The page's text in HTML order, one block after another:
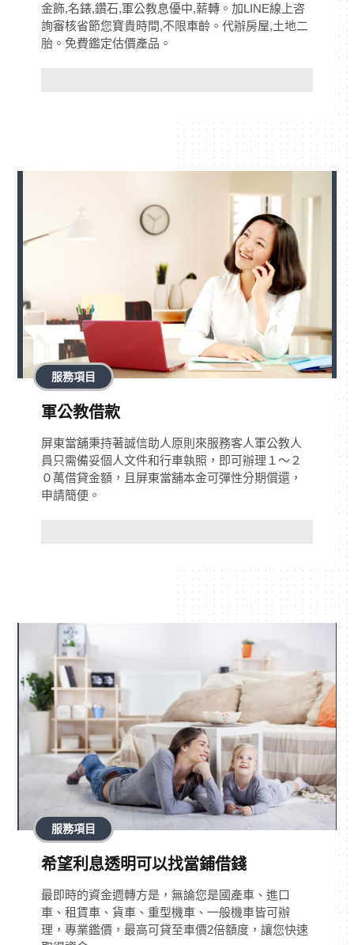
金飾,名錶,鑽石,軍公教息優中,薪轉。加LINE線上咨
詢審核省節您寶貴時間,不限車齡。代辦房屋,土地二
胎。免費鑑定估價產品。
服務項目
軍公教借款
屏東當舖秉持著誠信助人原則來服務客人軍公教人
員只需備妥個人文件和行車執照，即可辦理１～２
０萬借貸金額，且屏東當舖本金可彈性分期償還，
申請簡便。
服務項目
希望利息透明可以找當鋪借錢
最即時的資金週轉方是，無論您是國產車、進口
車、租賃車、貨車、重型機車、一般機車皆可辦
理，專業鑑價，最高可貸至車價2倍額度，讓您快速